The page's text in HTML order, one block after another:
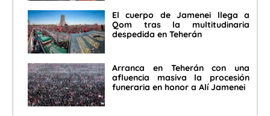
El cuerpo de Jamenei llega a
Qom tras la multitudinaria
despedida en Teherán
Arranca en Teherán con una
afluencia masiva la procesión
funeraria en honor a Alí Jamenei